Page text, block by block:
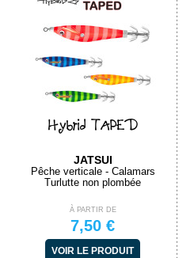
Hybrid TAPED
JATSUI
Pêche verticale - Calamars
Turlutte non plombée
À PARTIR DE
7,50 €
VOIR LE PRODUIT